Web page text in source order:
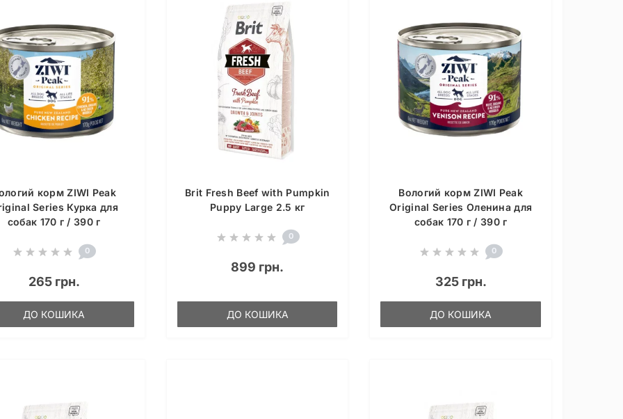
корм ZIWI Peak
Series Курка для
собак 170 г / 390 г
0
265 грн.
ДО КОШИКА
Brit Fresh Beef with Pumpkin
Puppy Large 2.5 кг
0
899 грн.
ДО КОШИКА
Вологий корм ZIWI Peak
Original Series Оленина для
собак 170 г / 390 г
0
325 грн.
ДО КОШИКА